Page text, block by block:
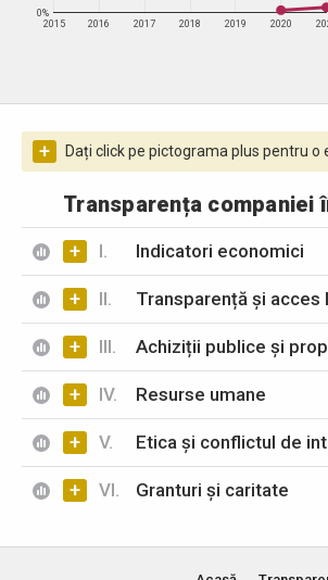
2015 2016 2017 2018 2019 2020
0%
+ Dați click pe pictograma plus pentru
Transparența companiei
+ I. Indicatori economici
+ II. Transparență și acces
+ III. Achiziții publice și
+ IV. Resurse umane
+ V. Etica și conflictul de
+ VI. Granturi și caritate